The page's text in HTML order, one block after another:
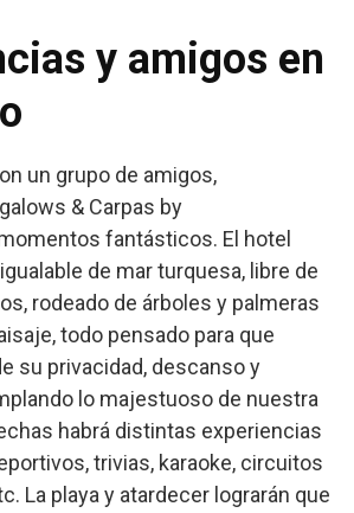
y amigos en
un grupo de amigos,
& Carpas by
fantásticos. El hotel
de mar turquesa, libre de
rodeado de árboles y palmeras
todo pensado para que
su privacidad, descanso y
lo majestuoso de nuestra
habrá distintas experiencias
trivias, karaoke, circuitos
La playa y atardecer lograrán que